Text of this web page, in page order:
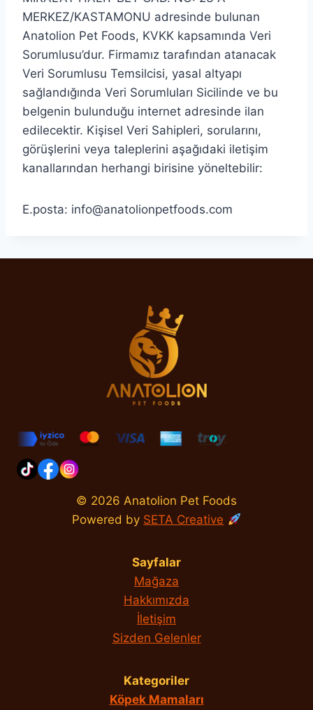
MERKEZ/KASTAMONU adresinde bulunan
Anatolion Pet Foods, KVKK kapsamında Veri
Sorumlusu’dur. Firmamız tarafından atanacak
Veri Sorumlusu Temsilcisi, yasal altyapı
sağlandığında Veri Sorumluları Sicilinde ve bu
belgenin bulunduğu internet adresinde ilan
edilecektir. Kişisel Veri Sahipleri, sorularını,
görüşlerini veya taleplerini aşağıdaki iletişim
kanallarından herhangi birisine yöneltebilir:
E.posta: info@anatolionpetfoods.com
© 2026 Anatolion Pet Foods
Powered by SETA Creative
Sayfalar
Mağaza
Hakkımızda
İletişim
Sizden Gelenler
Kategoriler
Köpek Mamaları